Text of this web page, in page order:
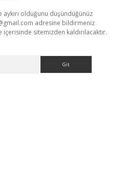
olduğunu düşündüğünüz
adresine bildirmeniz
sitemizden kaldırılacaktır.